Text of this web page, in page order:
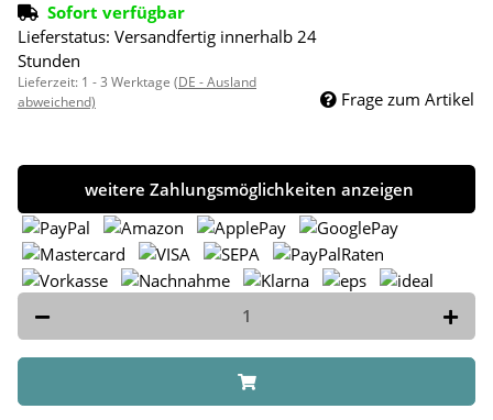
Sofort verfügbar
Lieferstatus: Versandfertig innerhalb 24
Stunden
Lieferzeit: 1 - 3 Werktage (DE - Ausland
abweichend)
Frage zum Artikel
weitere Zahlungsmöglichkeiten anzeigen